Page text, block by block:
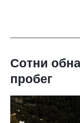
Сотни
пробег